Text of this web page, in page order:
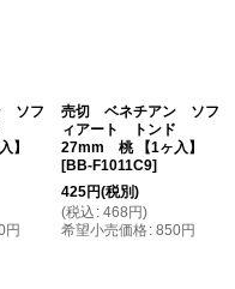
ソフ
】
円
売切 ベネチアン ソフ
ィアート トンド
27mm 桃 【1ヶ入】
[BB-F1011C9]
425円(税別)
(税込 : 468 円)
希望小売価格: 850円